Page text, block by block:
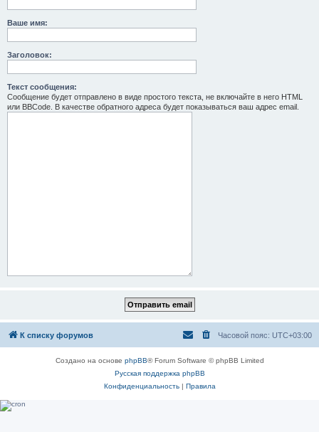
Ваше имя:
Заголовок:
Текст сообщения:
Сообщение будет отправлено в виде простого текста, не включайте в него HTML
или BBCode. В качестве обратного адреса будет показываться ваш адрес email.
К списку форумов Часовой пояс: UTC+03:00
Создано на основе phpBB® Forum Software © phpBB Limited
Русская поддержка phpBB
Конфиденциальность| Правила